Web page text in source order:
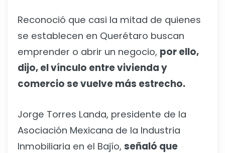
Reconoció que casi la mitad de quienes
se establecen en Querétaro buscan
emprender o abrir un negocio, por ello,
dijo, el vínculo entre vivienda y
comercio se vuelve más estrecho.
Jorge Torres Landa, presidente de la
Asociación Mexicana de la Industria
Inmobiliaria en el Bajío, señaló que